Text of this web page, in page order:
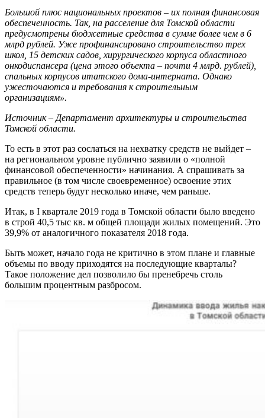
Большой плюс национальных проектов – их полная финансовая
обеспеченность. Так, на расселение для Томской области
предусмотрены бюджетные средства в сумме более чем в 6
млрд рублей. Уже профинансировано строительство трех
школ, 15 детских садов, хирургического корпуса областного
онкодиспансера (цена этого объекта – почти 4 млрд. рублей),
спальных корпусов итатского дома-интерната. Однако
ужесточаются и требования к строительным
организациям».
Источник– Департамент архитектуры и строительства
Томской области.
То есть в этот раз сослаться на нехватку средств не выйдет –
на региональном уровне публично заявили о «полной
финансовой обеспеченности» начинания. А спрашивать за
правильное (в том числе своевременное) освоение этих
средств теперь будут несколько иначе, чем раньше.
Итак, в I квартале 2019 года в Томской области было введено
в строй 40,5 тыс кв. м общей площади жилых помещений. Это
39,9% от аналогичного показателя 2018 года.
Быть может, начало года не критично в этом плане и главные
объемы по вводу приходятся на последующие кварталы?
Такое положение дел позволило бы пренебречь столь
большим процентным разбросом.